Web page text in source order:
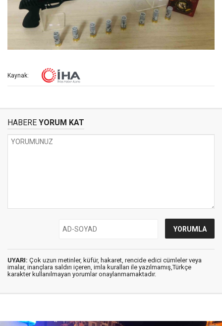
Kaynak:
HABERE YORUM KAT
UYARI: Çok uzun metinler, küfür, hakaret, rencide edici cümleler veya
imalar, inançlara saldırı içeren, imla kuralları ile yazılmamış,Türkçe
karakter kullanılmayan yorumlar onaylanmamaktadır.